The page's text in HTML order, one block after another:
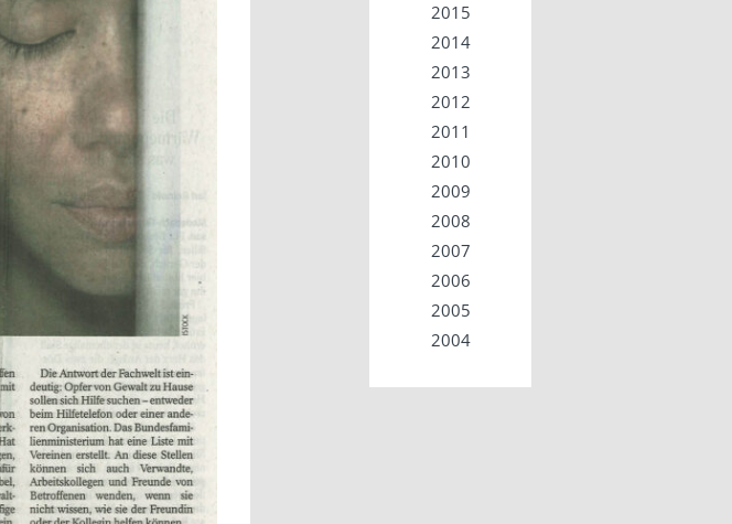
2015
2014
2013
2012
2011
2010
2009
2008
2007
2006
2005
2004